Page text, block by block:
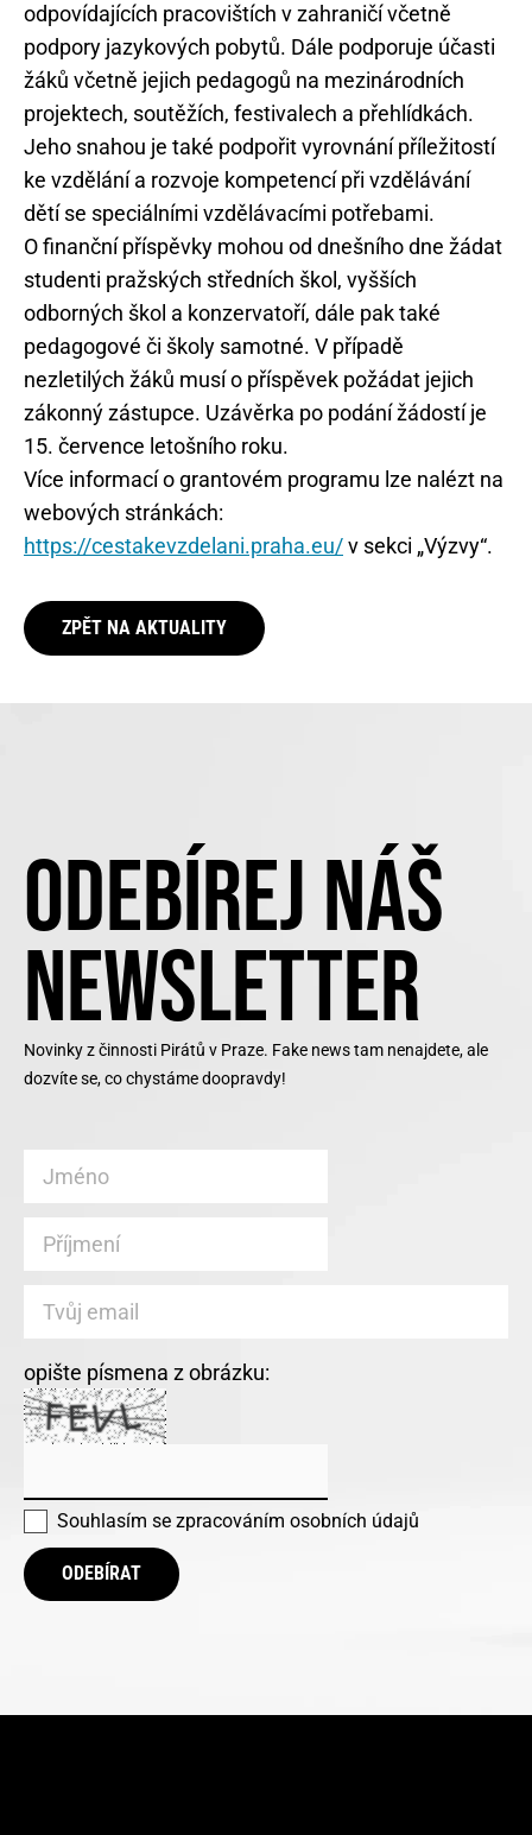
odpovídajících pracovištích v zahraničí včetně
podpory jazykových pobytů. Dále podporuje účasti
žáků včetně jejich pedagogů na mezinárodních
projektech, soutěžích, festivalech a přehlídkách.
Jeho snahou je také podpořit vyrovnání příležitostí
ke vzdělání a rozvoje kompetencí při vzdělávání
dětí se speciálními vzdělávacími potřebami.
O finanční příspěvky mohou od dnešního dne žádat
studenti pražských středních škol, vyšších
odborných škol a konzervatoří, dále pak také
pedagogové či školy samotné. V případě
nezletilých žáků musí o příspěvek požádat jejich
zákonný zástupce. Uzávěrka po podání žádostí je
15. července letošního roku.
Více informací o grantovém programu lze nalézt na
webových stránkách:
https://cestakevzdelani.praha.eu/v sekci „Výzvy“.
ZPĚT NA AKTUALITY
ODEBÍREJ NÁŠ
NEWSLETTER
Novinky z činnosti Pirátů v Praze. Fake news tam nenajdete, ale
dozvíte se, co chystáme doopravdy!
opište písmena z obrázku:
Souhlasím se zpracováním osobních údajů
ODEBÍRAT